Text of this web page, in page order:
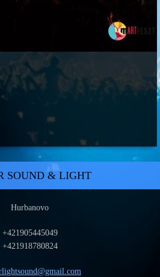
SOUND & LIGHT
Hurbanovo
+421905445049
+421918780824
ghtsound@gmail.com